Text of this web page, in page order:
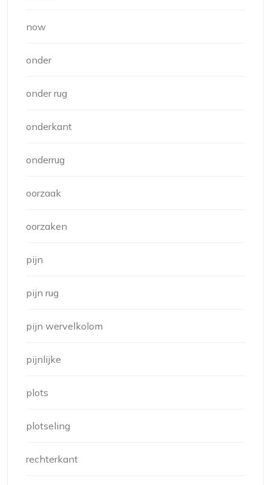
now
onder
onder rug
onderkant
onderrug
oorzaak
oorzaken
pijn
pijn rug
pijn wervelkolom
pijnlijke
plots
plotseling
rechterkant